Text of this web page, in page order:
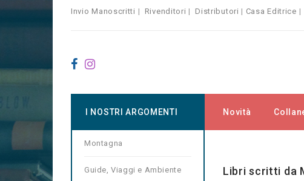
Invio Manoscritti | Rivenditori | Distributori | Casa Editrice |
Novità
I NOSTRI ARGOMENTI
Montagna
Guide, Viaggi e Ambiente Libri scritti da